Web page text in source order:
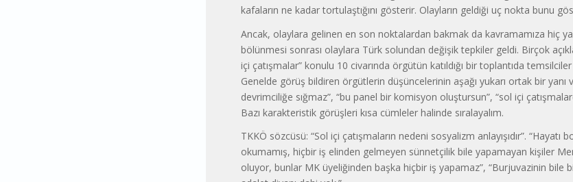
kafaların ne kadar tortulaştığını gösterir. Olayların geldiği uç nokta bunu
Ancak, olaylara gelinen en son noktalardan bakmak da kavramamıza hiç
bölünmesi sonrası olaylara Türk solundan değişik tepkiler geldi. Birçok
içi çatışmalar” konulu 10 civarında örgütün katıldığı bir toplantıda temsilciler
Genelde görüş bildiren örgütlerin düşüncelerinin aşağı yukarı ortak bir yanı
devrimciliğe sığmaz”, “bu panel bir komisyon oluştursun”, “sol içi
Bazı karakteristik görüşleri kısa cümleler halinde sıralayalım.
TKKÖ sözcüsü: “Sol içi çatışmaların nedeni sosyalizm anlayışıdır”. “Hayatı
okumamış, hiçbir iş elinden gelmeyen sünnetçilik bile yapamayan kişiler
oluyor, bunlar MK üyeliğinden başka hiçbir iş yapamaz”, “Burjuvazinin bile